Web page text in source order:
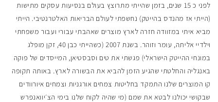
לפני כ 15 שנים, בזמן שהייתי מתרוצץ בעולם בנסיעות עסקים מתישות
(הייתי אז מהנדס בהייטק) נחשפתי לעולם הבריאות האלטרנטיבי. הייתי
מביא איתי במזוודה חזרה לארץ מוצרים שאהבתי עבורי ועבור משפחתי
וילדיי אליתה, עומר וזוהר. בשנת 2007 (כשהייתי כבן 40, זקן מופלג
במונחי ההייטק הישראלי) פגשתי את טים וסבסטיאן, המייסדים של פוקה
באנגליה והחלטתי שהגיע הזמן להביא את הבשורה לארץ. באותה תקופה
קו המוצרים שלנו התמקד בחליטות צמחים אורגניות וצמחים איורוודים
שבקושי יכולנו לבטא את שמם (מי שהיה לקוח שלנו בימי הצ׳יוואנפרש